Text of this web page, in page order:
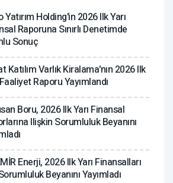
Yatırım Holding'in 2026 Ilk Yarı
Raporuna Sınırlı Denetimde
Sonuç
Katılım Varlık Kiralama'nın 2026 Ilk
Raporu Yayımlandı
Boru, 2026 Ilk Yarı Finansal
Ilişkin Sorumluluk Beyanını
Enerji, 2026 Ilk Yarı Finansalları
Beyanını Yayımladı